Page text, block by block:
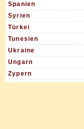
Spanien
Syrien
Türkei
Tunesien
Ukraine
Ungarn
Zypern